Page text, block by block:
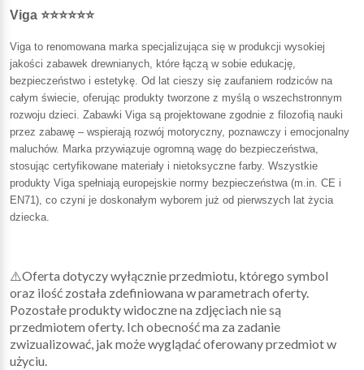
Viga ⭐⭐⭐⭐⭐⭐
Viga to renomowana marka specjalizująca się w produkcji wysokiej
jakości zabawek drewnianych, które łączą w sobie edukację,
bezpieczeństwo i estetykę. Od lat cieszy się zaufaniem rodziców na
całym świecie, oferując produkty tworzone z myślą o wszechstronnym
rozwoju dzieci. Zabawki Viga są projektowane zgodnie z filozofią nauki
przez zabawę – wspierają rozwój motoryczny, poznawczy i emocjonalny
maluchów. Marka przywiązuje ogromną wagę do bezpieczeństwa,
stosując certyfikowane materiały i nietoksyczne farby. Wszystkie
produkty Viga spełniają europejskie normy bezpieczeństwa (m.in. CE i
EN71), co czyni je doskonałym wyborem już od pierwszych lat życia
dziecka.
⚠️Oferta dotyczy wyłącznie przedmiotu, którego symbol
oraz ilość została zdefiniowana w parametrach oferty.
Pozostałe produkty widoczne na zdjęciach nie są
przedmiotem oferty. Ich obecność ma za zadanie
zwizualizować, jak może wyglądać oferowany przedmiot w
użyciu.